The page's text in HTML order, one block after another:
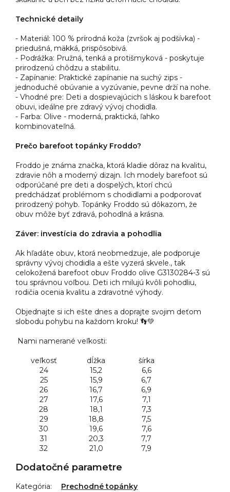
Technické detaily
- Materiál: 100 % prírodná koža (zvršok aj podšívka) -
priedušná, mäkká, prispôsobivá.
- Podrážka: Pružná, tenká a protišmyková - poskytuje
prirodzenú chôdzu a stabilitu.
- Zapínanie: Praktické zapínanie na suchý zips -
jednoduché obúvanie a vyzúvanie, pevne drží na nohe.
- Vhodné pre: Deti a dospievajúcich s láskou k barefoot
obuvi, ideálne pre zdravý vývoj chodidla.
- Farba: Olive - moderná, praktická, ľahko
kombinovateľná.
Prečo barefoot topánky Froddo?
Froddo je známa značka, ktorá kladie dôraz na kvalitu,
zdravie nôh a moderný dizajn. Ich modely barefoot sú
odporúčané pre deti a dospelých, ktorí chcú
predchádzať problémom s chodidlami a podporovať
prirodzený pohyb. Topánky Froddo sú dôkazom, že
obuv môže byť zdravá, pohodlná a krásna.
Záver: investícia do zdravia a pohodlia
Ak hľadáte obuv, ktorá neobmedzuje, ale podporuje
správny vývoj chodidla a ešte vyzerá skvele., tak
celokožená barefoot obuv Froddo olive G3130284-3 sú
tou správnou voľbou. Deti ich milujú kvôli pohodliu,
rodičia ocenia kvalitu a zdravotné výhody.
Objednajte si ich ešte dnes a doprajte svojim deťom
slobodu pohybu na každom kroku! 👣💚
Nami namerané veľkosti:
veľkosť dĺžka
šírka
24
15,2
6,6
25
15,9
6,7
26
16,7
6,9
27
17,6
7,1
28
18,1
7,3
29
18,8
7,5
30
19,6
7,6
31
20,3
7,7
32
21,0 7,9
Dodatočné parametre
Kategória:
Prechodné topánky